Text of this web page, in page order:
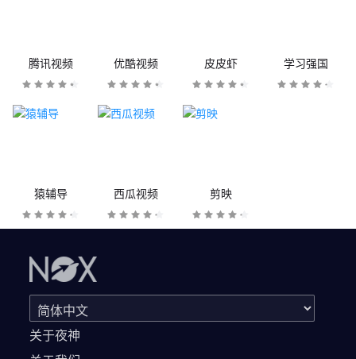
腾讯视频 优酷视频 皮皮虾 学习强国
猿辅导 西瓜视频 剪映
关于夜神